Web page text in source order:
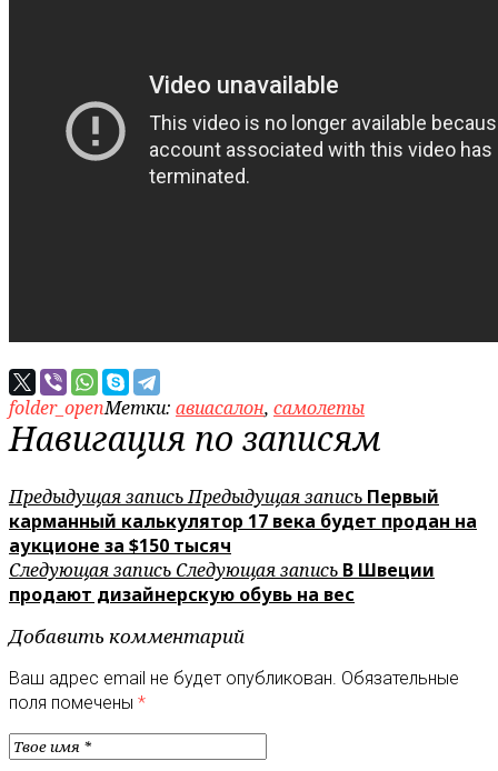
folder_openМетки: авиасалон, самолеты
Навигация по записям
Предыдущая записьПредыдущая запись Первый
карманный калькулятор 17 века будет продан на
аукционе за $150 тысяч
Следующая запись Следующая запись В Швеции
продают дизайнерскую обувь на вес
Добавить комментарий
Ваш адрес email не будет опубликован. Обязательные
поля помечены *